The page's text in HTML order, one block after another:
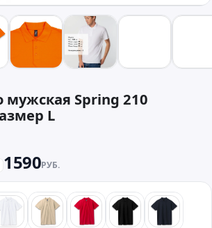
мужская Spring 210
L
1590РУБ.
белый бежевыйкрасный черный синий